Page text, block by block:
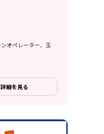
検査、梱包・仕分け、組立・組付け、マシンオペレーター、玉掛け・クレーン
詳細を見る